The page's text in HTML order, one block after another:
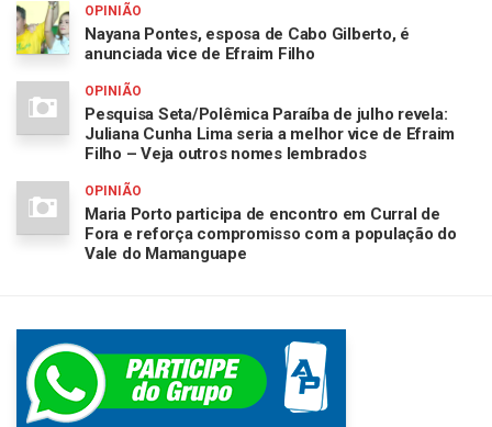
OPINIÃO
Nayana Pontes, esposa de Cabo Gilberto, é
anunciada vice de Efraim Filho
OPINIÃO
Pesquisa Seta/Polêmica Paraíba de julho revela:
Juliana Cunha Lima seria a melhor vice de Efraim
Filho – Veja outros nomes lembrados
OPINIÃO
Maria Porto participa de encontro em Curral de
Fora e reforça compromisso com a população do
Vale do Mamanguape